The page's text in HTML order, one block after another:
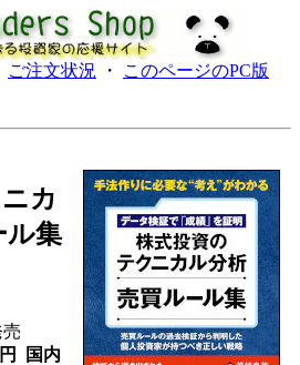
ご注文状況 ・ このページのPC版
カ
ル集
売
国内